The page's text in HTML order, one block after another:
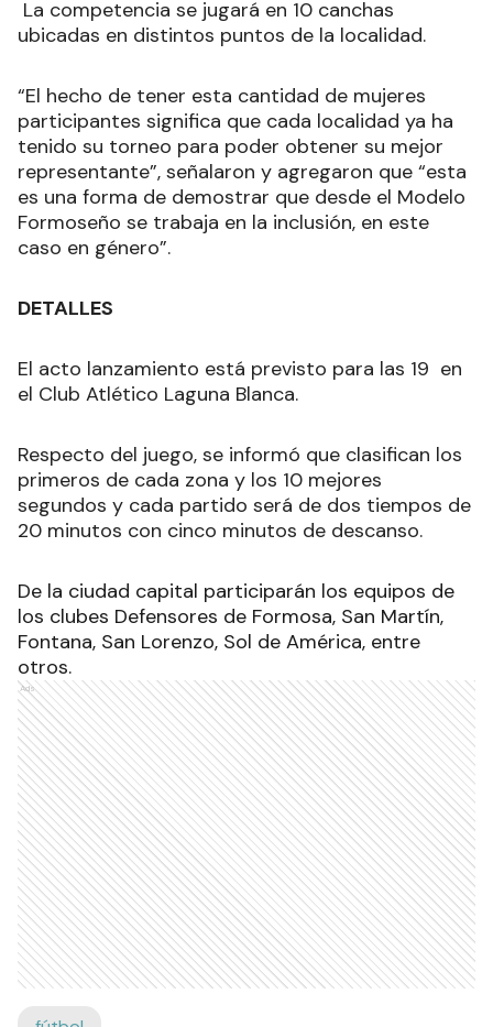
La competencia se jugará en 10 canchas
ubicadas en distintos puntos de la localidad.
“El hecho de tener esta cantidad de mujeres
participantes significa que cada localidad ya ha
tenido su torneo para poder obtener su mejor
representante”, señalaron y agregaron que “esta
es una forma de demostrar que desde el Modelo
Formoseño se trabaja en la inclusión, en este
caso en género”.
DETALLES
El acto lanzamiento está previsto para las 19 en
el Club Atlético Laguna Blanca.
Respecto del juego, se informó que clasifican los
primeros de cada zona y los 10 mejores
segundos y cada partido será de dos tiempos de
20 minutos con cinco minutos de descanso.
De la ciudad capital participarán los equipos de
los clubes Defensores de Formosa, San Martín,
Fontana, San Lorenzo, Sol de América, entre
otros.
Ads